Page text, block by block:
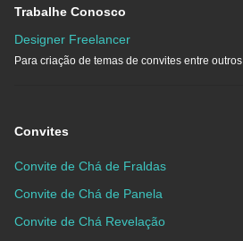
Trabalhe Conosco
Designer Freelancer
Para criação de temas de convites entre outros
Convites
Convite de Chá de Fraldas
Convite de Chá de Panela
Convite de Chá Revelação